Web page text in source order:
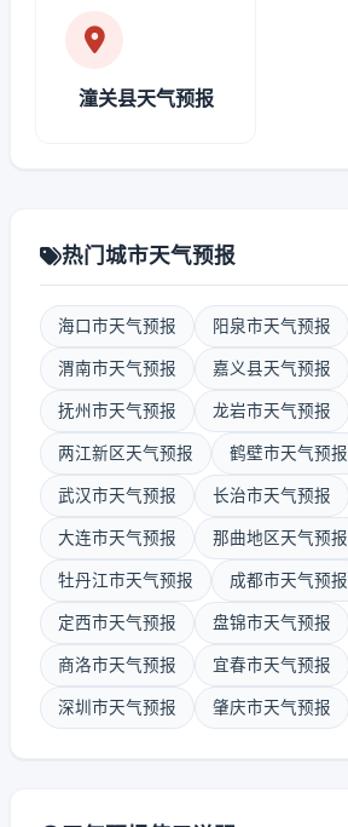
潼关县天气预报
热门城市天气预报
海口市天气预报 阳泉市天气预报
渭南市天气预报 嘉义县天气预报
抚州市天气预报 龙岩市天气预报
两江新区天气预报 鹤壁市天气预报
武汉市天气预报 长治市天气预报
大连市天气预报 那曲地区天气预报
牡丹江市天气预报 成都市天气预报
定西市天气预报 盘锦市天气预报
商洛市天气预报 宜春市天气预报
深圳市天气预报 肇庆市天气预报